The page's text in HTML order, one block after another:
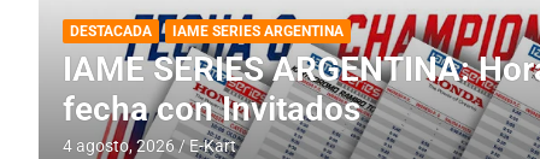
DESTACADA INFORME CENTRAL RMC BUENOS AIRES
RMC BUENOS AIRES: Cerró
histórica en Baradero
4 agosto, 2026 E-Kart